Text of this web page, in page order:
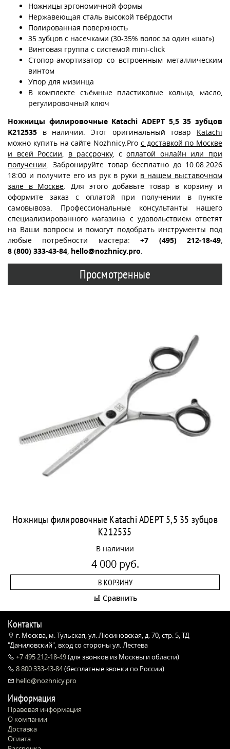
Ножницы эргономичной формы
Нержавеющая сталь высокой твёрдости
Полированная поверхность
35 зубцов с насечками (30-35% волос за один «шаг»)
Винтовая группа с системой mini-click
Стопор-амортизатор со встроенным металлическим
винтом
Упор для мизинца
В комплекте съёмные пластиковые кольца, масло,
регулировочный ключ
Ножницы филировочные Katachi ADEPT 5,5 35 зубцов
K212535 в наличии. Этот оригинальный товар Katachi
можно купить на сайте Nozhnicy.Pro с доставкой по Москве
и всей России
в рассрочку, соплатой онлайн или при
получении . Забронируйте товар бесплатно до 10.08.2026
18:00 и получите его из рук в руки в нашем выставочном
зале в Москве . Для этого добавьте товар в корзину и
оформите заказ с оплатой при получении в пункте
самовывоза. Профессиональные консультанты нашего
специализированного магазина с удовольствием ответят
на Ваши вопросы и помогут подобрать инструменты под
любые потребности мастера:+7 (495) 212-18-49
8 (800) 333-43-84 hello@nozhnicy.pro
Просмотренные
Ножницы филировочные Katachi ADEPT 5,5 35 зубцов
K212535
В наличии
4 000 руб.
В КОРЗИНУ
Сравнить
Контакты
г. Москва, м. Тульская, ул. Люсиновская, д. 70, стр. 5, ТД
"Даниловский", вход со стороны ул. Лестева
+7 495 212-18-49(для звонков из Москвы и области)
8 800 333-43-84(бесплатные звонки по России)
hello@nozhnicy.pro
Информация
Правовая информация
О компании
Доставка
Оплата